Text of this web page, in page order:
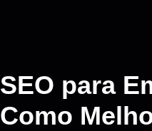
SEO para
Como